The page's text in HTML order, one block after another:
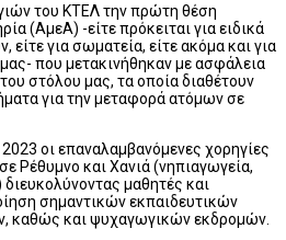
του ΚΤΕΛ την πρώτη θέση
(ΑμεΑ) -είτε πρόκειται για ειδικά
για σωματεία, είτε ακόμα και για
που μετακινήθηκαν με ασφάλεια
στόλου μας, τα οποία διαθέτουν
για την μεταφορά ατόμων σε
2023 οι επαναλαμβανόμενες χορηγίες
Ρέθυμνο και Χανιά (νηπιαγωγεία,
μαθητές και
σημαντικών εκπαιδευτικών
καθώς και ψυχαγωγικών εκδρομών.